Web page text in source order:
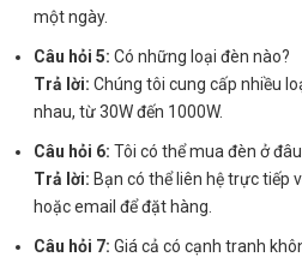
một ngày.
Câu hỏi 5: Có những loại đèn nào?
Trả lời: Chúng tôi cung cấp nhiều
nhau, từ 30W đến 1000W.
Câu hỏi 6: Tôi có thể mua đèn ở
Trả lời: Bạn có thể liên hệ trực tiếp
hoặc email để đặt hàng.
Câu hỏi 7: Giá cả có cạnh tranh